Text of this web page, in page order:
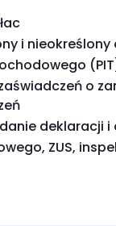
i nieokreślony
o
deklaracji
ZUS,